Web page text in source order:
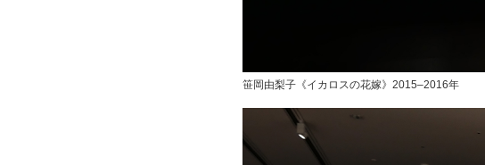
笹岡由梨子《イカロスの花嫁》2015–2016年